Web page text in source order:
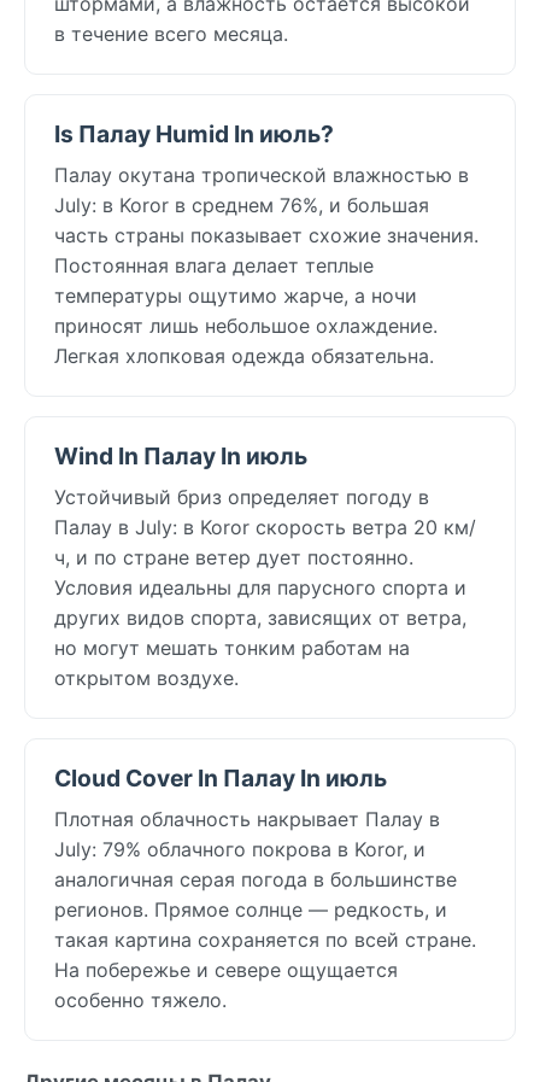
в течение всего месяца.
Is Палау Humid In июль?
Палау окутана тропической влажностью в
July: в Koror в среднем 76%, и большая
часть страны показывает схожие значения.
Постоянная влага делает теплые
температуры ощутимо жарче, а ночи
приносят лишь небольшое охлаждение.
Легкая хлопковая одежда обязательна.
Wind In Палау In июль
Устойчивый бриз определяет погоду в
Палау в July: в Koror скорость ветра 20 км/
ч, и по стране ветер дует постоянно.
Условия идеальны для парусного спорта и
других видов спорта, зависящих от ветра,
но могут мешать тонким работам на
открытом воздухе.
Cloud Cover In Палау In июль
Плотная облачность накрывает Палау в
July: 79% облачного покрова в Koror, и
аналогичная серая погода в большинстве
регионов. Прямое солнце — редкость, и
такая картина сохраняется по всей стране.
На побережье и севере ощущается
особенно тяжело.